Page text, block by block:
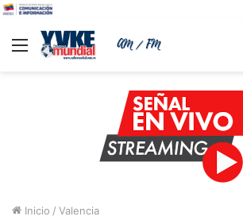
Menu
Inicio / Valencia